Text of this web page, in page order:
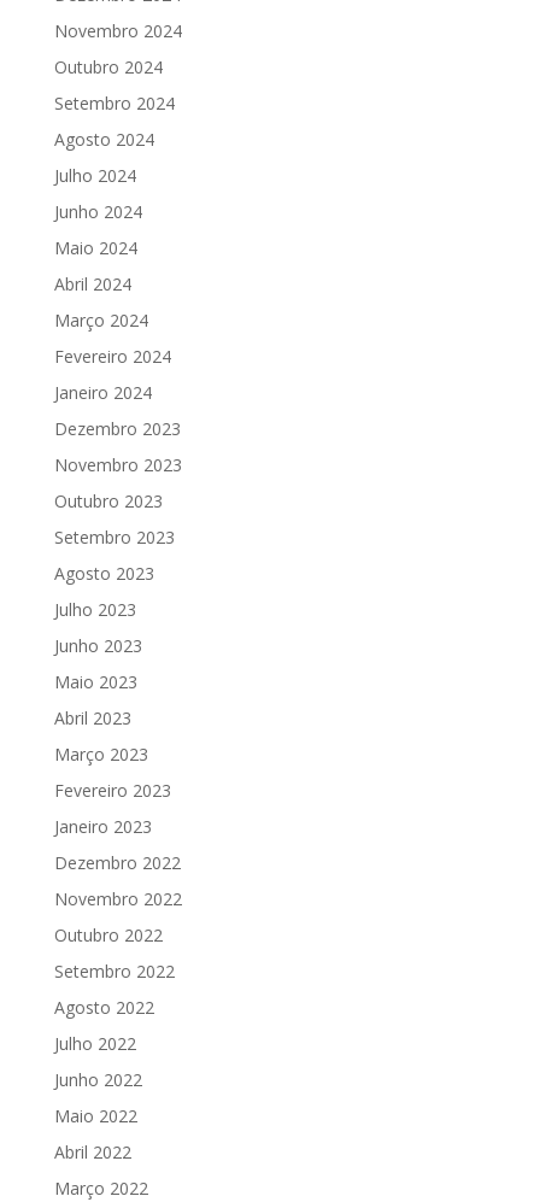
Novembro 2024
Outubro 2024
Setembro 2024
Agosto 2024
Julho 2024
Junho 2024
Maio 2024
Abril 2024
Março 2024
Fevereiro 2024
Janeiro 2024
Dezembro 2023
Novembro 2023
Outubro 2023
Setembro 2023
Agosto 2023
Julho 2023
Junho 2023
Maio 2023
Abril 2023
Março 2023
Fevereiro 2023
Janeiro 2023
Dezembro 2022
Novembro 2022
Outubro 2022
Setembro 2022
Agosto 2022
Julho 2022
Junho 2022
Maio 2022
Abril 2022
Março 2022